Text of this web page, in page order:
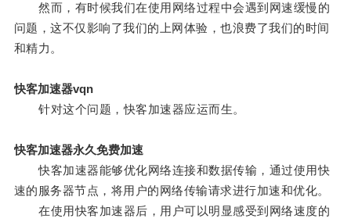
然而，有时候我们在使用网络过程中会遇到网速缓慢的
问题，这不仅影响了我们的上网体验，也浪费了我们的时间
和精力。
快客加速器vqn
针对这个问题，快客加速器应运而生。
快客加速器永久免费加速
快客加速器能够优化网络连接和数据传输，通过使用快
速的服务器节点，将用户的网络传输请求进行加速和优化。
在使用快客加速器后，用户可以明显感受到网络速度的